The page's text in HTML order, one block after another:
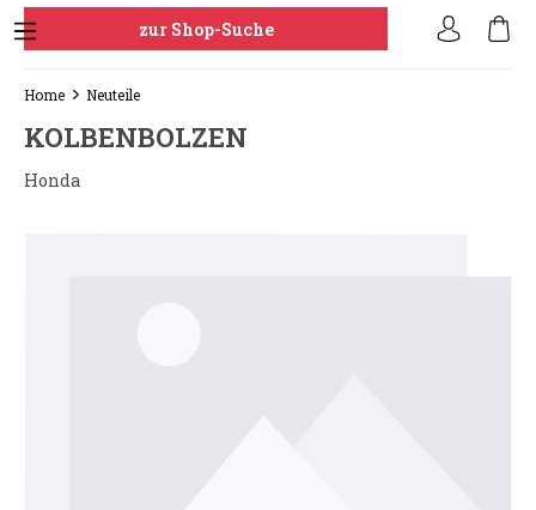
zur Shop-Suche
Home Neuteile
KOLBENBOLZEN
Honda